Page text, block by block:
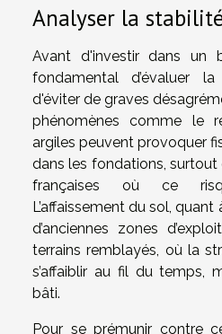
Analyser la
Avant d'investir dans un
fondamental d’évaluer
d'éviter de graves
phénomènes comme le
argiles peuvent provoquer
dans les fondations, surtout
françaises où ce
L’affaissement du sol,
d’anciennes zones
terrains remblayés, où la
s’affaiblir au fil du temps,
bâti.
Pour se prémunir contre